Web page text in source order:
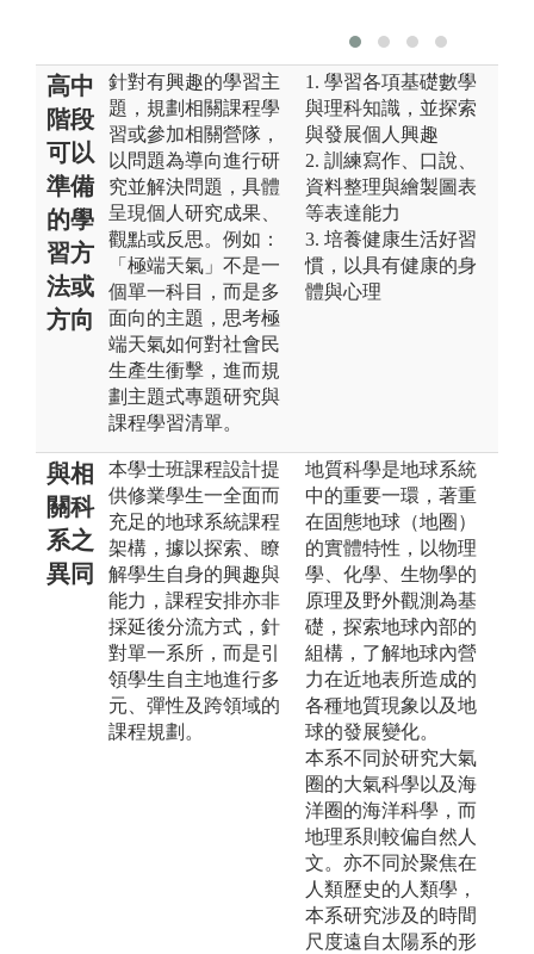
高中
階段
可以
準備
的學
習方
法或
方向
針對有興趣的學習主
題，規劃相關課程學
習或參加相關營隊，
以問題為導向進行研
究並解決問題，具體
呈現個人研究成果、
觀點或反思。例如：
「極端天氣」不是一
個單一科目，而是多
面向的主題，思考極
端天氣如何對社會民
生產生衝擊，進而規
劃主題式專題研究與
課程學習清單。
1. 學習各項基礎數學
與理科知識，並探索
與發展個人興趣
2. 訓練寫作、口說、
資料整理與繪製圖表
等表達能力
3. 培養健康生活好習
慣，以具有健康的身
體與心理
與相
關科
系之
異同
本學士班課程設計提
供修業學生一全面而
充足的地球系統課程
架構，據以探索、瞭
解學生自身的興趣與
能力，課程安排亦非
採延後分流方式，針
對單一系所，而是引
領學生自主地進行多
元、彈性及跨領域的
課程規劃。
地質科學是地球系統
中的重要一環，著重
在固態地球（地圈）
的實體特性，以物理
學、化學、生物學的
原理及野外觀測為基
礎，探索地球內部的
組構，了解地球內營
力在近地表所造成的
各種地質現象以及地
球的發展變化。
本系不同於研究大氣
圈的大氣科學以及海
洋圈的海洋科學，而
地理系則較偏自然人
文。亦不同於聚焦在
人類歷史的人類學，
本系研究涉及的時間
尺度遠自太陽系的形